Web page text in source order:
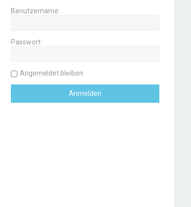
Benutzername:
Passwort:
Angemeldet bleiben